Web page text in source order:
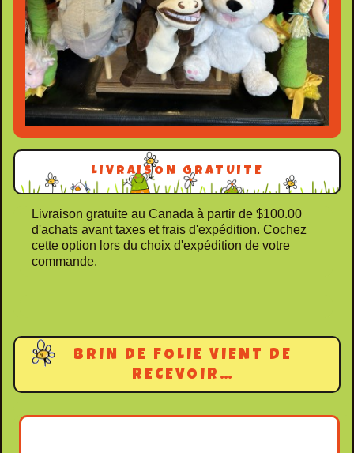
LIVRAISON GRATUITE
Livraison gratuite au Canada à partir de $100.00
d'achats avant taxes et frais d'expédition. Cochez
cette option lors du choix d'expédition de votre
commande.
BRIN DE FOLIE VIENT DE
RECEVOIR…